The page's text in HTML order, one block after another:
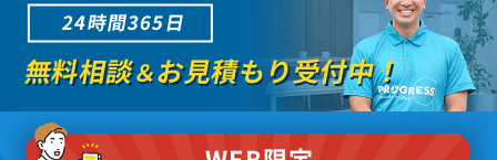
24時間365日
無料相談＆お見積もり受付中！